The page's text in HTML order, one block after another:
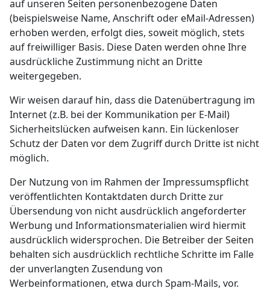
auf unseren Seiten personenbezogene Daten
(beispielsweise Name, Anschrift oder eMail-Adressen)
erhoben werden, erfolgt dies, soweit möglich, stets
auf freiwilliger Basis. Diese Daten werden ohne Ihre
ausdrückliche Zustimmung nicht an Dritte
weitergegeben.
Wir weisen darauf hin, dass die Datenübertragung im
Internet (z.B. bei der Kommunikation per E-Mail)
Sicherheitslücken aufweisen kann. Ein lückenloser
Schutz der Daten vor dem Zugriff durch Dritte ist nicht
möglich.
Der Nutzung von im Rahmen der Impressumspflicht
veröffentlichten Kontaktdaten durch Dritte zur
Übersendung von nicht ausdrücklich angeforderter
Werbung und Informationsmaterialien wird hiermit
ausdrücklich widersprochen. Die Betreiber der Seiten
behalten sich ausdrücklich rechtliche Schritte im Falle
der unverlangten Zusendung von
Werbeinformationen, etwa durch Spam-Mails, vor.